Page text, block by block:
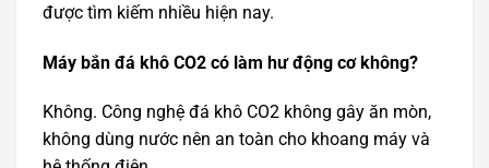
được tìm kiếm nhiều hiện nay.
Máy bắn đá khô CO2 có làm hư động cơ không?
Không. Công nghệ đá khô CO2 không gây ăn mòn,
không dùng nước nên an toàn cho khoang máy và